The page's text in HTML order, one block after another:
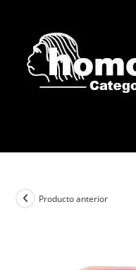
contenido
Producto anterior